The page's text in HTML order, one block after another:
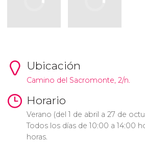
Ubicación
Camino del Sacromonte, 2/n.
Horario
Verano (del 1 de abril a 27 de
Todos los días de 10:00 a 14:00
horas.